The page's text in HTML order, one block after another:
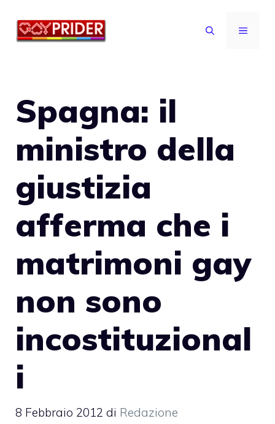
MENU
Spagna: il
ministro della
giustizia
afferma che i
matrimoni gay
non sono
incostituzional
i
8 Febbraio 2012 di Redazione